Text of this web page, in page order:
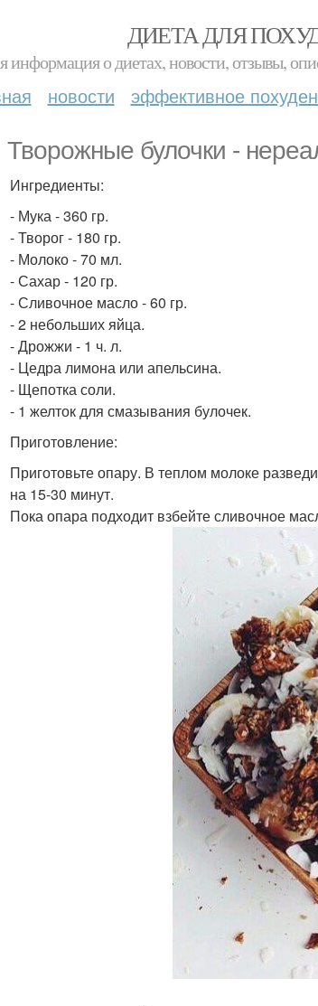
ДИЕТА ДЛЯ
информация о диетах, новости, отзывы,
новости эффективное
Творожные булочки -
Ингредиенты:
- Мука - 360 гр.
- Творог - 180 гр.
- Молоко - 70 мл.
- Сахар - 120 гр.
- Сливочное масло - 60 гр.
- 2 небольших яйца.
- Дрожжи - 1 ч. л.
- Цедра лимона или апельсина.
- Щепотка соли.
- 1 желток для смазывания булочек.
Приготовление:
Приготовьте опару. В теплом молоке
на 15-30 минут.
Пока опара подходит взбейте сливочное